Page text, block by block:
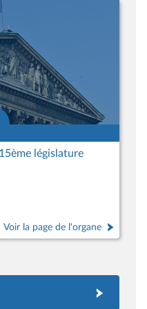
législature
Voir la page de l'organe